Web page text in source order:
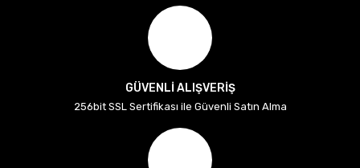
GÜVENLİ ALIŞVERİŞ
256bit SSL Sertifikası ile Güvenli Satın Alma